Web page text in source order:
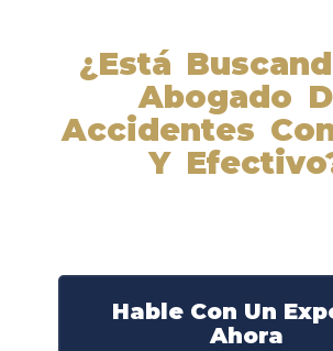
¿Está
Abogado
Accidentes
Y
Hable Con Un
Ahora